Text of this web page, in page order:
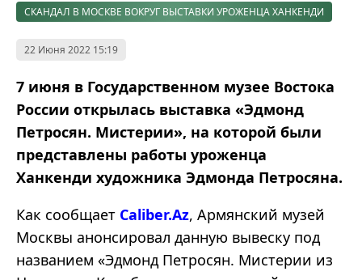
СКАНДАЛ В МОСКВЕ ВОКРУГ ВЫСТАВКИ УРОЖЕНЦА ХАНКЕНДИ
22 Июня 2022 15:19
7 июня в Государственном музее Востока
России открылась выставка «Эдмонд
Петросян. Мистерии», на которой были
представлены работы уроженца
Ханкенди художника Эдмонда Петросяна.
Как сообщает Caliber.Az, Армянский музей
Москвы анонсировал данную вывеску под
названием «Эдмонд Петросян. Мистерии из